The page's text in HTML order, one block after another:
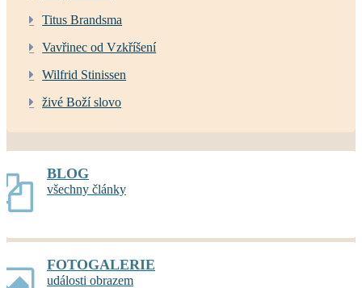
Titus Brandsma
Vavřinec od Vzkříšení
Wilfrid Stinissen
živé Boží slovo
BLOG
všechny články
FOTOGALERIE
události obrazem